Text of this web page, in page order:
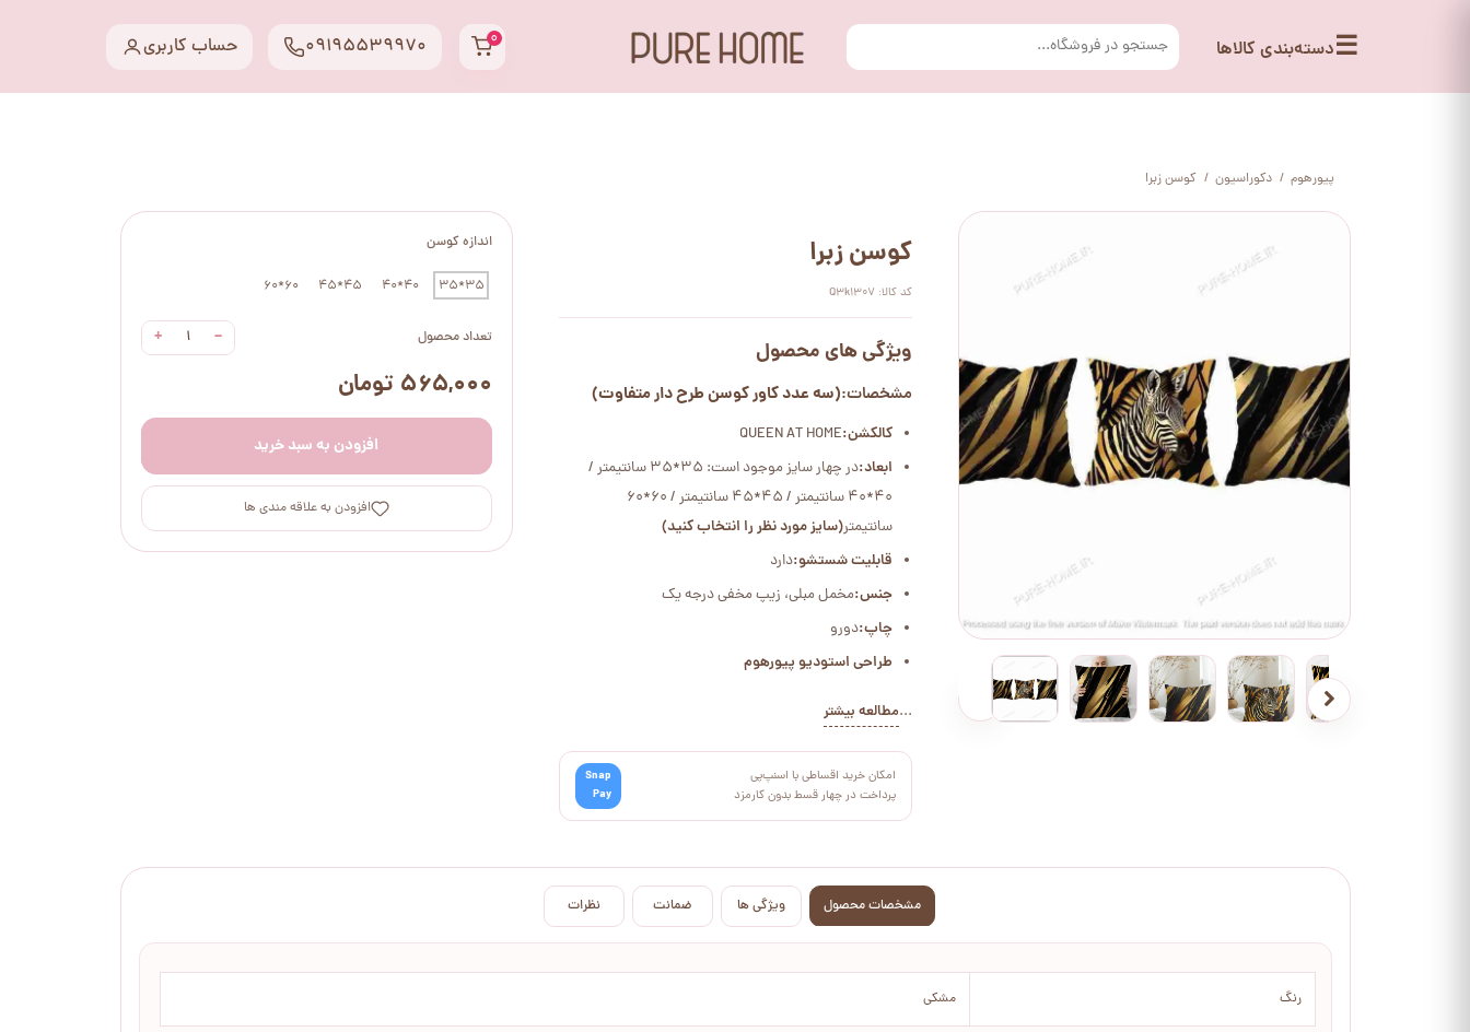
☰دسته‌بندی کالاها ۰ حساب کاربری 09195539970
پیورهوم دکوراسیون کوسن زبرا
اندازه کوسن
35*35
40*40
45*45
60*60
تعداد محصول −
+
۵۶۵,۰۰۰ تومان
افزودن به سبد خرید
افزودن به علاقه مندی ها
کوسن زبرا
کد کالا: Q3k1307
ویژگی های محصول
مشخصات:(سه عدد کاور کوسن طرح دار متفاوت)
کالکشن:QUEEN AT HOME
ابعاد:
در چهار سایز موجود است: 35*35 سانتیمتر /
40*40 سانتیمتر / 45*45 سانتیمتر / 60*60
سانتیمتر(سایز مورد نظر را انتخاب کنید)
قابلیت شستشو:دارد
جنس:مخمل مبلی، زیپ مخفی درجه یک
چاپ:دورو
طراحی استودیو پیورهوم
...مطالعه بیشتر
امکان خرید اقساطی با اسنپ‌پی
پرداخت در چهار قسط بدون کارمزد
Snap
Pay
مشخصات محصول ویژگی ها ضمانت نظرات
رنگ مشکی